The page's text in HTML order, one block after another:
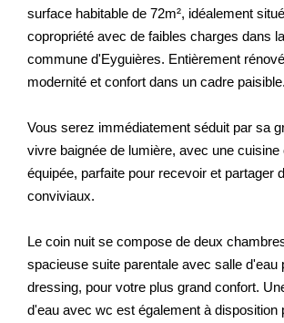
surface habitable de 72m², idéalement
copropriété avec de faibles charges dans
commune d'Eyguières. Entièrement
modernité et confort dans un cadre paisible.
Vous serez immédiatement séduit par sa
vivre baignée de lumière, avec une cuisine
équipée, parfaite pour recevoir et partager
conviviaux.
Le coin nuit se compose de deux
spacieuse suite parentale avec salle d'eau
dressing, pour votre plus grand confort.
d'eau avec wc est également à disposition